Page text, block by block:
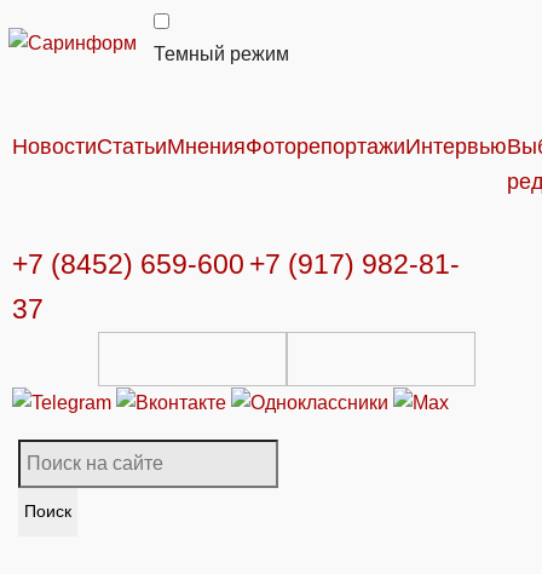
Темный режим
НовостиСтатьиМненияФоторепортажиИнтервью
+7 (8452) 659-600 +7 (917) 982-81-
37
Поиск